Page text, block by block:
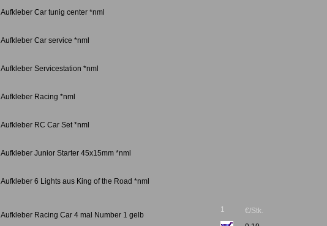
Aufkleber Car tunig center *nml
Aufkleber Car service *nml
Aufkleber Servicestation *nml
Aufkleber Racing *nml
Aufkleber RC Car Set *nml
Aufkleber Junior Starter 45x15mm *nml
Aufkleber 6 Lights aus King of the Road *nml
Aufkleber Racing Car 4 mal Number 1 gelb
1
€/Stk.